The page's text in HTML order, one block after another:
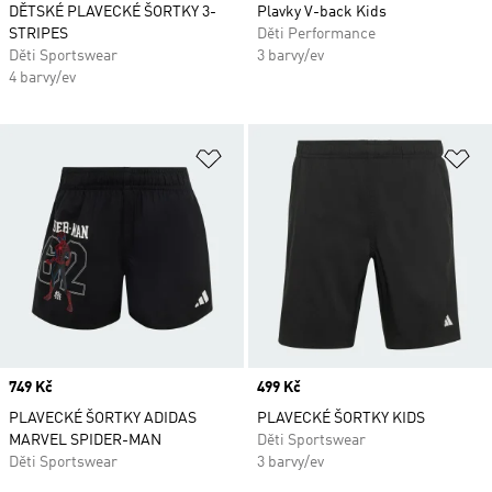
DĚTSKÉ PLAVECKÉ ŠORTKY 3-
STRIPES
Děti Sportswear
4 barvy/ev
Plavky V-back Kids
Děti Performance
3 barvy/ev
Přidat do seznamu přání
Price
749 Kč
PLAVECKÉ ŠORTKY ADIDAS
MARVEL SPIDER-MAN
Děti Sportswear
Price
499 Kč
PLAVECKÉ ŠORTKY KIDS
Děti Sportswear
3 barvy/ev